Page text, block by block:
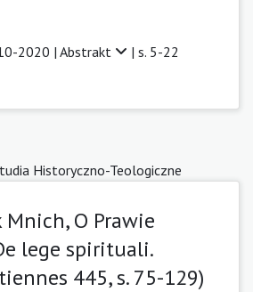
2020 | Abstrakt | s. 5-22
Historyczno-Teologiczne
O Prawie
lege spirituali.
445, s. 75-129)